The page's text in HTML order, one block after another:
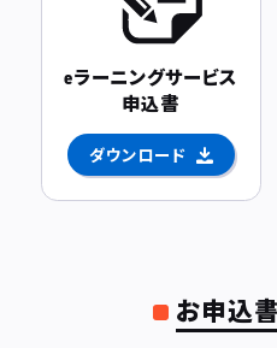
eラーニングサービス
申込書
ダウンロード
お申込